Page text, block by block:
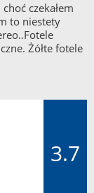
czekałem
to niestety
Żółte fotele
3.7